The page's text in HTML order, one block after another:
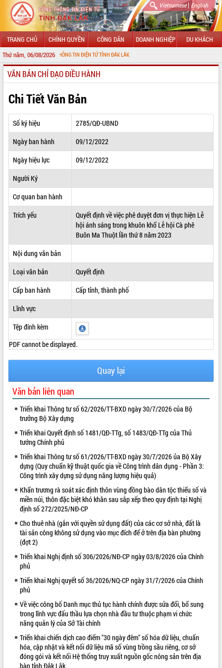
Vietnamese| English
TRANG CHỦ CHÍNH QUYỀN CÔNG DÂN DOANH NGHIỆP DU KHÁCH
Thứ năm, 06/08/2026
VỚI CỔNG THÔNG TIN ĐIỆN TỬ TỈNH ĐẮK LẮK
GIỚI THIỆU
LÃNH ĐẠO UBND TỈNH
TIN TỨC SỰ KIỆN
SỞ, BAN, NGÀNH
THÔNG TIN CHỈ ĐẠO ĐIỀU HÀNH
HỆ THỐNG VĂN BẢN
VĂN BẢN HĐND TỈNH
QUY HOẠCH - KẾ HOẠCH
VIDEO
Loading the player...
Lễ truy tặng danh hiệu “Bà Mẹ Việt
Nam Anh hùng” và trao Huân chương
Lao động
UBND tỉnh Đắk Lắk triển khai nhiệm
vụ 6 tháng cuối năm 2026
Kỳ họp thứ Hai, Hội đồng nhân dân
tỉnh khóa XI quyết nghị nhiều nội dung
quan trọng
Bí thư Tỉnh ủy Lương Nguyễn Minh
Triết thăm, tặng quà người có công với
cách mạng
Rà soát, hoàn thiện hệ thống thiết chế
văn hóa, thể thao đáp ứng yêu cầu
phát triển mới
Thường trực HĐND tỉnh Đắk Lắk gặp
mặt Đoàn chuyên gia y tế TP. Hồ Chí
Minh
ALBUM ẢNH
VĂN BẢN CHỈ ĐẠO ĐIỀU HÀNH
Chi Tiết Văn Bản
Số ký hiệu
2785/QĐ-UBND
Ngày ban hành
09/12/2022
Ngày hiệu lực
09/12/2022
Người Ký
Cơ quan ban hành
Trích yếu
Quyết định về việc phê duyệt đơn vị thực hiện Lễ
hội ánh sáng trong khuôn khổ Lễ hội Cà phê
Buôn Ma Thuột lần thứ 8 năm 2023
Nội dung văn bản
Loại văn bản
Quyết định
Cấp ban hành
Cấp tỉnh, thành phố
Lĩnh vực
Tệp đính kèm
PDF cannot be displayed.
Quay lại
Văn bản liên quan
Triển khai Thông tư số 62/2026/TT-BXD ngày 30/7/2026 của Bộ
trưởng Bộ Xây dựng
Triển khai Quyết định số 1481/QĐ-TTg, số 1483/QĐ-TTg của Thủ
tướng Chính phủ
Triển khai Thông tư số 61/2026/TT-BXD ngày 30/7/2026 ủa Bộ Xây
dựng (Quy chuẩn kỹ thuật quốc gia về Công trình dân dụng - Phần 3:
Công trình xây dựng sử dụng năng lượng hiệu quả)
Khẩn trương rà soát xác định thôn vùng đồng bào dân tộc thiểu số và
miền núi, thôn đặc biệt khó khăn sau sắp xếp theo quy định tại Nghị
định số 272/2025/NĐ-CP
Cho thuê nhà (gắn với quyền sử dụng đất) của các cơ sở nhà, đất là
tài sản công không sử dụng vào mục đích để ở trên địa bàn phường
(đợt 2)
Triển khai Nghị định số 306/2026/NĐ-CP ngày 03/8/2026 của Chính
phủ
Triển khai Nghị quyết số 36/2026/NQ-CP ngày 31/7/2026 của Chính
phủ
Về việc công bố Danh mục thủ tục hành chính được sửa đổi, bổ sung
trong lĩnh vực đấu thầu lựa chọn nhà đầu tư thuộc phạm vi chức
năng quản lý của Sở Tài chính
Triển khai chiến dịch cao điểm "30 ngày đêm" số hóa dữ liệu, chuẩn
hóa, cập nhật và kết nối dữ liệu mã số vùng trồng sầu riêng, cơ sở
đóng gói và kết nối Hệ thống truy xuất nguồn gốc nông sản trên địa
bàn tỉnh Đắk Lắk